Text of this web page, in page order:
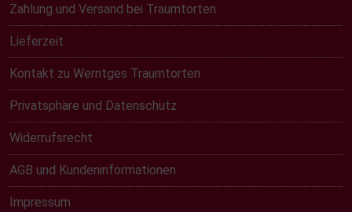
Zahlung und Versand bei Traumtorten
Lieferzeit
Kontakt zu Werntges Traumtorten
Privatsphäre und Datenschutz
Widerrufsrecht
AGB und Kundeninformationen
Impressum